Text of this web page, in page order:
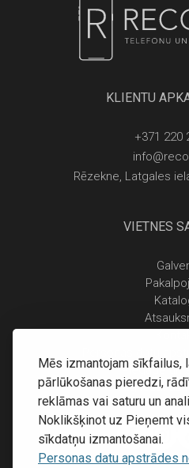
Mēs izmantojam sīkfailus,
pārlūkošanas pieredzi,
reklāmas vai saturu un
Noklikšķinot uz Pieņemt
sīkdatņu izmantošanai.
Personas datu apstrādes
KLIENTU
+371 220
Rēzekne, Latgales
VIETNES
Piegāde un
Atgriešanas